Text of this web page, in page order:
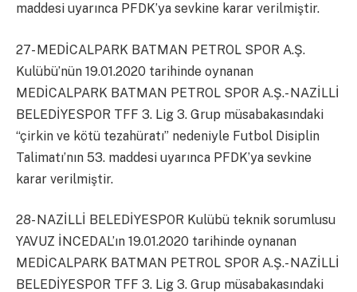
maddesi uyarınca PFDK’ya sevkine karar verilmiştir.
27- MEDİCALPARK BATMAN PETROL SPOR A.Ş.
Kulübü’nün 19.01.2020 tarihinde oynanan
MEDİCALPARK BATMAN PETROL SPOR A.Ş.- NAZİLLİ
BELEDİYESPOR TFF 3. Lig 3. Grup müsabakasındaki
“çirkin ve kötü tezahüratı” nedeniyle Futbol Disiplin
Talimatı’nın 53. maddesi uyarınca PFDK’ya sevkine
karar verilmiştir.
28- NAZİLLİ BELEDİYESPOR Kulübü teknik sorumlusu
YAVUZ İNCEDAL’ın 19.01.2020 tarihinde oynanan
MEDİCALPARK BATMAN PETROL SPOR A.Ş.- NAZİLLİ
BELEDİYESPOR TFF 3. Lig 3. Grup müsabakasındaki